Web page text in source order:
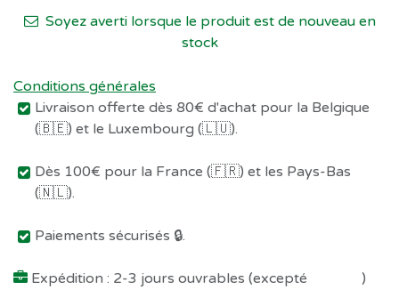
Soyez averti lorsque le produit est de nouveau en
stock
Conditions générales
Livraison offerte dès 80€ d'achat pour la Belgique
(🇧🇪) et le Luxembourg (🇱🇺).
Dès 100€ pour la France (🇫🇷) et les Pays-Bas
(🇳🇱).
Paiements sécurisés 🔒.
Expédition : 2-3 jours ouvrables (excepté
)